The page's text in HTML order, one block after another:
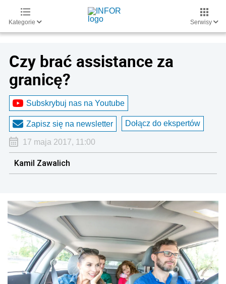
Kategorie Serwisy
Czy brać assistance za
granicę?
Subskrybuj nas na Youtube
Zapisz się na newsletter Dołącz do ekspertów
17 maja 2017, 11:00
Kamil Zawalich